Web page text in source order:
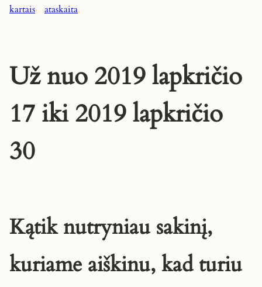
kartais ataskaita
Už nuo 2019 lapkričio
17 iki 2019 lapkričio
30
Kątik nutryniau sakinį,
kuriame aiškinu, kad turiu